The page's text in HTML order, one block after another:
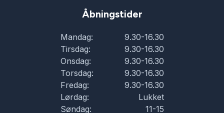
Åbningstider
Mandag:
9.30-16.30
Tirsdag:
9.30-16.30
Onsdag:
9.30-16.30
Torsdag:
9.30-16.30
Fredag:
9.30-16.30
Lørdag:
Lukket
Søndag:
11-15